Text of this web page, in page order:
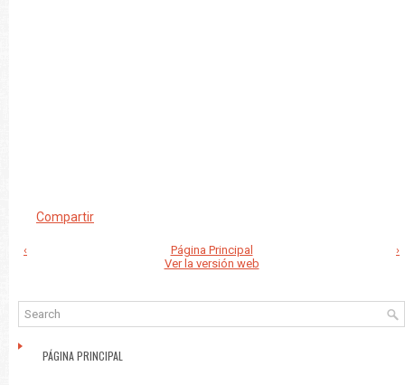
Compartir
‹ ›
Página Principal
Ver la versión web
PÁGINA PRINCIPAL